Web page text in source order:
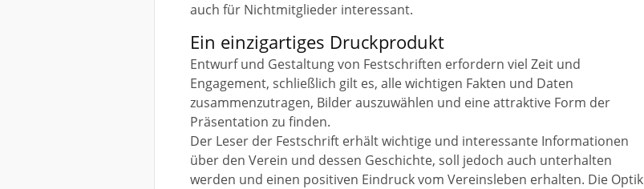
auch für Nichtmitglieder interessant.
Ein einzigartiges Druckprodukt
Entwurf und Gestaltung von Festschriften erfordern viel Zeit und
Engagement, schließlich gilt es, alle wichtigen Fakten und Daten
zusammenzutragen, Bilder auszuwählen und eine attraktive Form der
Präsentation zu finden.
Der Leser der Festschrift erhält wichtige und interessante Informationen
über den Verein und dessen Geschichte, soll jedoch auch unterhalten
werden und einen positiven Eindruck vom Vereinsleben erhalten. Die Optik